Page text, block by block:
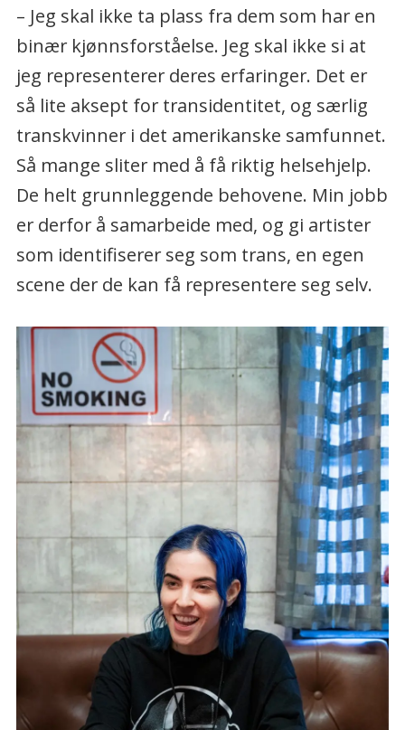
– Jeg skal ikke ta plass fra dem som har en
binær kjønnsforståelse. Jeg skal ikke si at
jeg representerer deres erfaringer. Det er
så lite aksept for transidentitet, og særlig
transkvinner i det amerikanske samfunnet.
Så mange sliter med å få riktig helsehjelp.
De helt grunnleggende behovene. Min jobb
er derfor å samarbeide med, og gi artister
som identifiserer seg som trans, en egen
scene der de kan få representere seg selv.